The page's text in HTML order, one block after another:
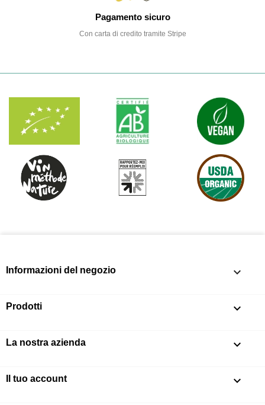
Pagamento sicuro
Con carta di credito tramite Stripe
Informazioni del negozio keyboard_arrow_down
Prodotti 
La nostra azienda 
Il tuo account 